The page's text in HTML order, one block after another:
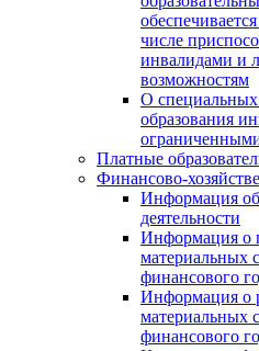
числе
инвалидами и
возможностям
О специальных
образования
Платные
Финансово-
Информация об
деятельности
Информация о
материальных
финансового
Информация о
материальных
финансового